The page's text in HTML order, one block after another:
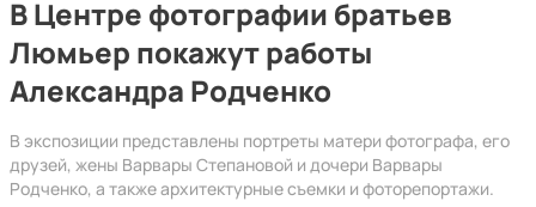
В Центре фотографии братьев
Люмьер покажут работы
Александра Родченко
В экспозиции представлены портреты матери фотографа, его
друзей, жены Варвары Степановой и дочери Варвары
Родченко, а также архитектурные съемки и фоторепортажи.